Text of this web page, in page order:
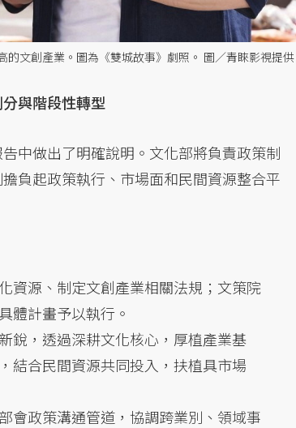
文創產業。圖為《雙城故事》劇照。 圖／青睞影視提供
與階段性轉型
中做出了明確說明。文化部將負責政策制
負起政策執行、市場面和民間資源整合平
資源、制定文創產業相關法規；文策院
體計畫予以執行。
銳，透過深耕文化核心，厚植產業基
結合民間資源共同投入，扶植具市場
會政策溝通管道，協調跨業別、領域事